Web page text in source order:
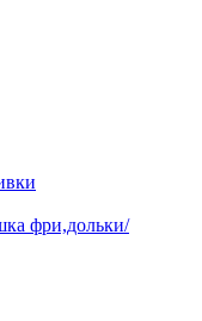
фри,дольки/